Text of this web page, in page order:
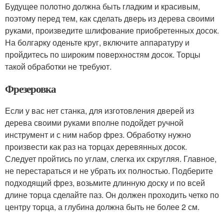
Будущее полотно должна быть гладким и красивым,
поэтому перед тем, как сделать дверь из дерева своими
руками, произведите шлифование приобретенных досок.
На болгарку оденьте круг, включите аппаратуру и
пройдитесь по широким поверхностям досок. Торцы
такой обработки не требуют.
Фрезеровка
Если у вас нет станка, для изготовления дверей из
дерева своими руками вполне подойдет ручной
инструмент и с ним набор фрез. Обработку нужно
произвести как раз на торцах деревянных досок.
Следует пройтись по углам, слегка их скругляя. Главное,
не перестараться и не убрать их полностью. Подберите
подходящий фрез, возьмите длинную доску и по всей
длине торца сделайте паз. Он должен проходить четко по
центру торца, а глубина должна быть не более 2 см.